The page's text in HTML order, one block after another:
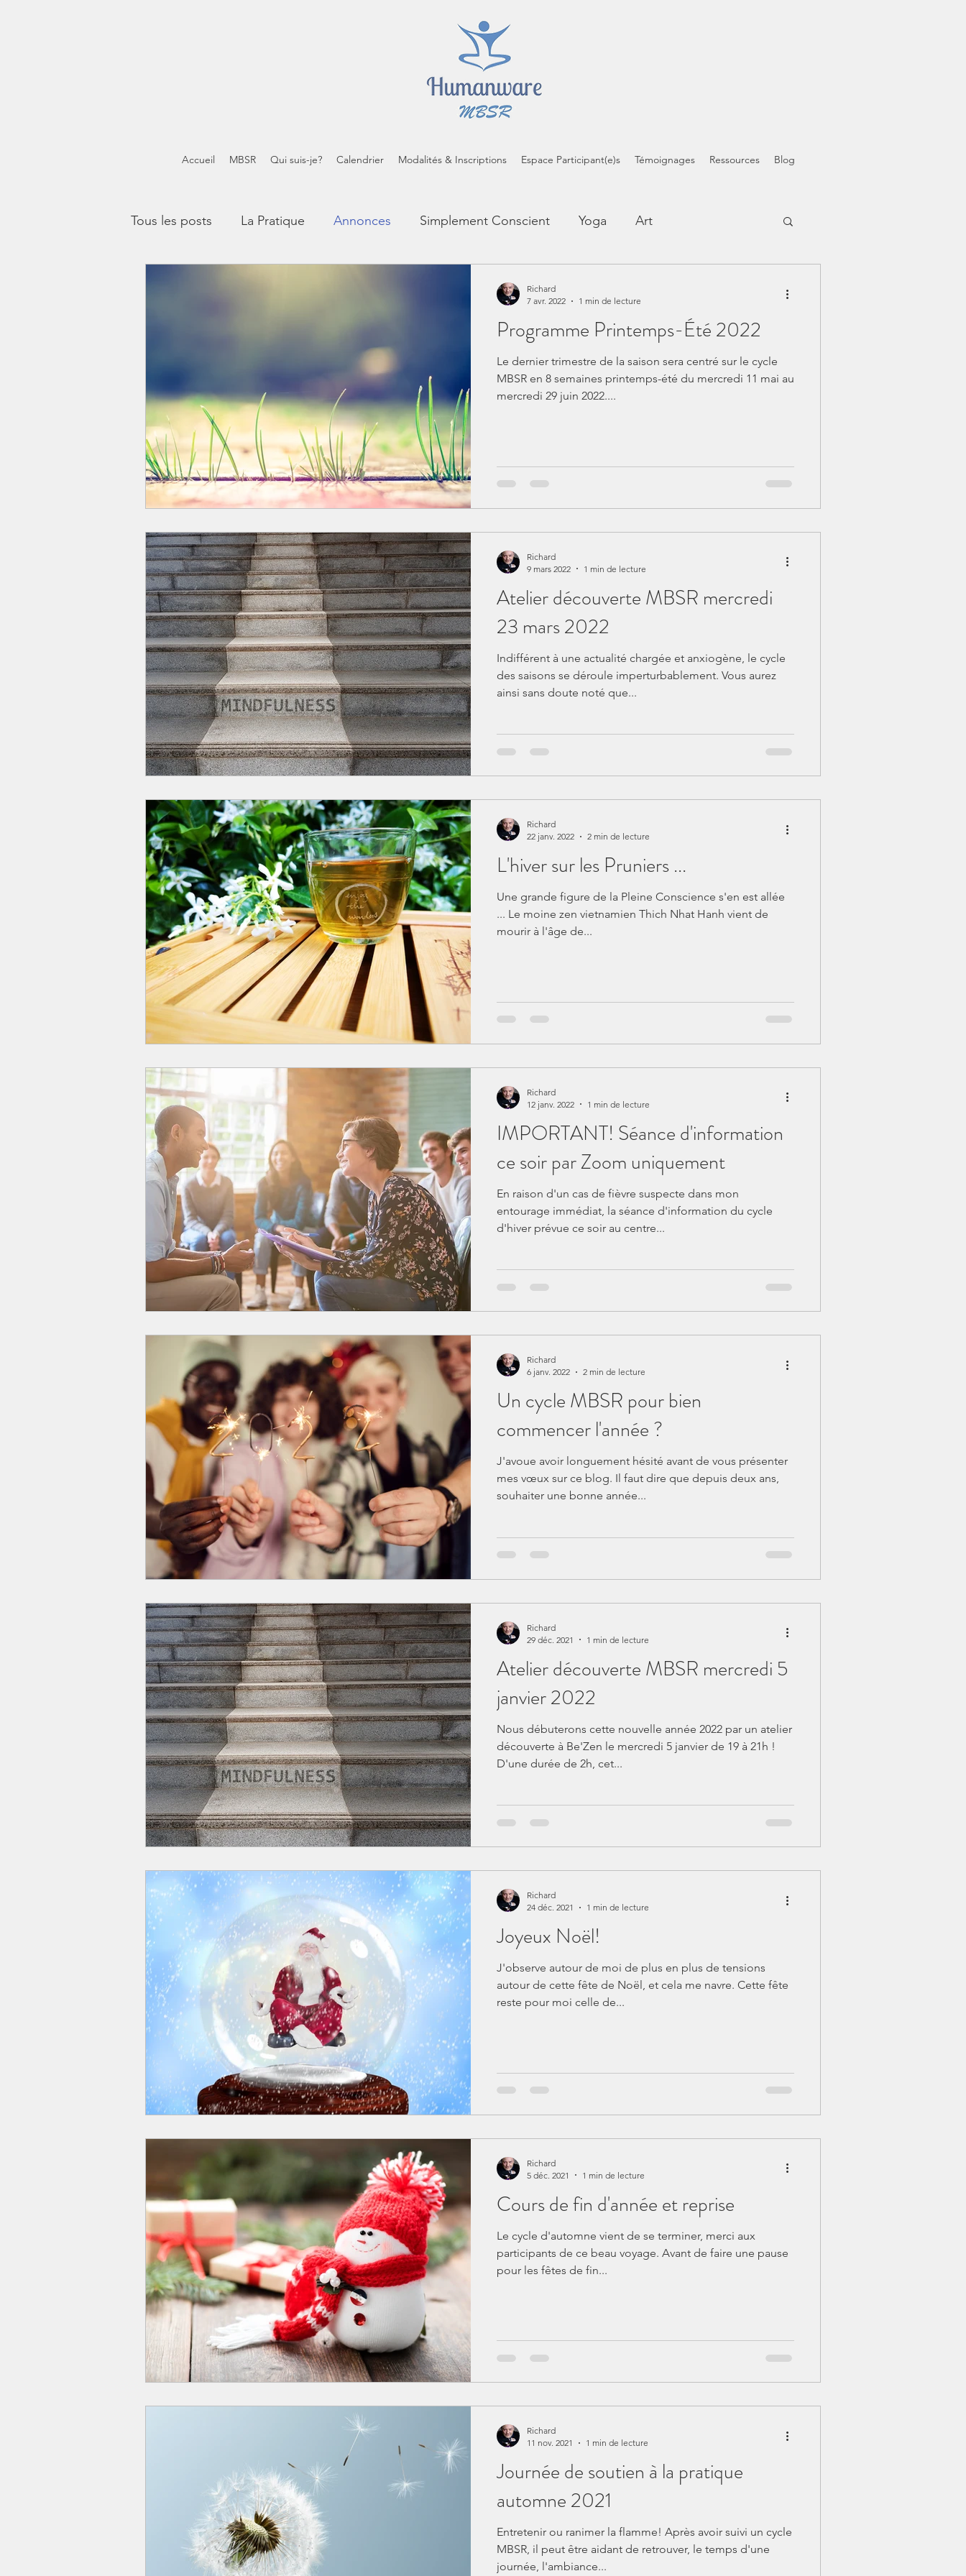
Accueil MBSR Qui suis-je? Calendrier Modalités & Inscriptions Espace Participant(e)s Témoignages Ressources Blog
Tous les posts La Pratique Annonces Simplement Conscient Yoga Art
Méditations guidées
Programme Printemps-Été 2022
Le dernier trimestre de la saison sera centré sur le cycle
MBSR en 8 semaines printemps-été du mercredi 11 mai au
mercredi 29 juin 2022....
Richard
7 avr. 2022
1 min de lecture
Atelier découverte MBSR mercredi
23 mars 2022
Indifférent à une actualité chargée et anxiogène, le cycle
des saisons se déroule imperturbablement. Vous aurez
ainsi sans doute noté que...
Richard
9 mars 2022
1 min de lecture
L'hiver sur les Pruniers ...
Une grande figure de la Pleine Conscience s'en est allée
... Le moine zen vietnamien Thich Nhat Hanh vient de
mourir à l'âge de...
Richard
22 janv. 2022
2 min de lecture
IMPORTANT! Séance d'information
ce soir par Zoom uniquement
En raison d'un cas de fièvre suspecte dans mon
entourage immédiat, la séance d'information du cycle
d'hiver prévue ce soir au centre...
Richard
12 janv. 2022
1 min de lecture
Un cycle MBSR pour bien
commencer l'année ?
J'avoue avoir longuement hésité avant de vous présenter
mes vœux sur ce blog. Il faut dire que depuis deux ans,
souhaiter une bonne année...
Richard
6 janv. 2022
2 min de lecture
Atelier découverte MBSR mercredi 5
janvier 2022
Nous débuterons cette nouvelle année 2022 par un atelier
découverte à Be'Zen le mercredi 5 janvier de 19 à 21h !
D'une durée de 2h, cet...
Richard
29 déc. 2021
1 min de lecture
Joyeux Noël!
J'observe autour de moi de plus en plus de tensions
autour de cette fête de Noël, et cela me navre. Cette fête
reste pour moi celle de...
Richard
24 déc. 2021
1 min de lecture
Cours de fin d'année et reprise
Le cycle d'automne vient de se terminer, merci aux
participants de ce beau voyage. Avant de faire une pause
pour les fêtes de fin...
Richard
5 déc. 2021
1 min de lecture
Journée de soutien à la pratique
automne 2021
Entretenir ou ranimer la flamme! Après avoir suivi un cycle
MBSR, il peut être aidant de retrouver, le temps d'une
journée, l'ambiance...
Richard
11 nov. 2021
1 min de lecture